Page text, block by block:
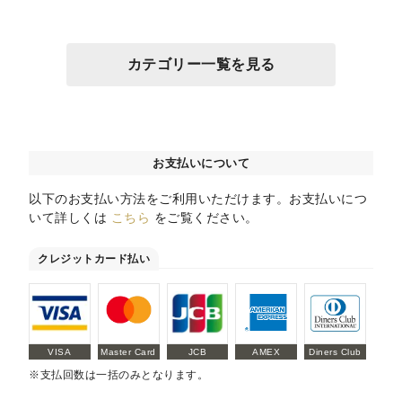
カテゴリー一覧を見る
お支払いについて
以下のお支払い方法をご利用いただけます。お支払いにつ
いて詳しくは こちら をご覧ください。
クレジットカード払い
VISA Master Card JCB AMEX Diners Club
※支払回数は一括のみとなります。